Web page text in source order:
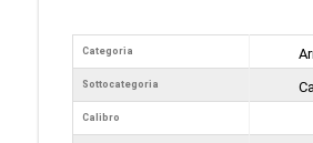
Categoria
Sottocategoria
Calibro